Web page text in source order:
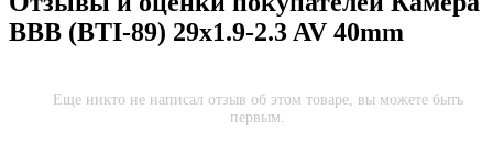
ВВВ (BTI-89) 29x1.9-2.3 AV 40mm
Еще никто не написал отзыв об этом товаре, вы можете быть
первым.